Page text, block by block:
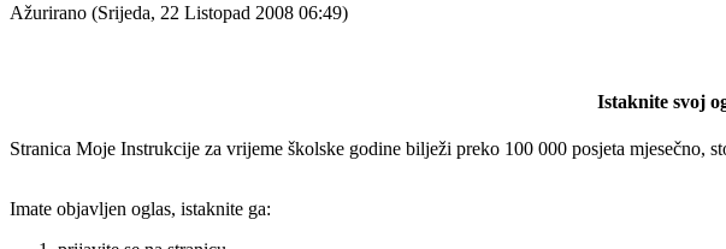
Ažurirano (Srijeda, 22 Listopad 2008 06:49)
Istaknite svoj
Stranica Moje Instrukcije za vrijeme školske godine bilježi preko 100 000 posjeta mjesečno,
Imate objavljen oglas, istaknite ga: